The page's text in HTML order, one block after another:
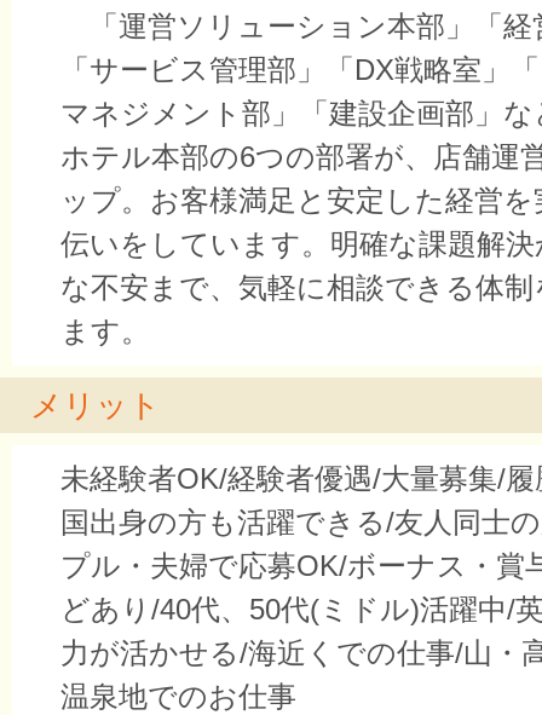
「運営ソリューション本部」「経
「サービス管理部」「DX戦略室」
マネジメント部」「建設企画部」
ホテル本部の6つの部署が、店舗運
ップ。お客様満足と安定した経営
伝いをしています。明確な課題解
な不安まで、気軽に相談できる体
ます。
メリット
未経験者OK/経験者優遇/大量募集/
国出身の方も活躍できる/友人同士
プル・夫婦で応募OK/ボーナス・賞
どあり/40代、50代(ミドル)活躍中/
力が活かせる/海近くでの仕事/山・
温泉地でのお仕事